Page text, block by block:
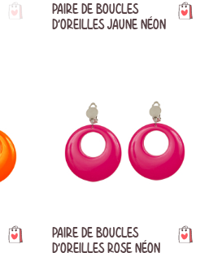
PAIRE DE BOUCLES
D'OREILLES JAUNE NÉON
PAIRE DE BOUCLES
D'OREILLES ROSE NÉON